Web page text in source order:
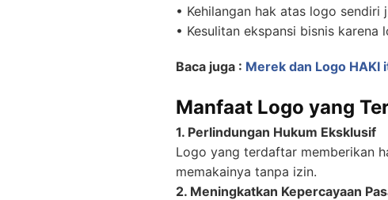
• Kehilangan hak atas logo
• Kesulitan ekspansi bisnis
Baca juga : Merek dan Logo HAKI
Manfaat Logo yang
1. Perlindungan Hukum Eksklusif
Logo yang terdaftar memberikan
memakainya tanpa izin.
2. Meningkatkan Kepercayaan